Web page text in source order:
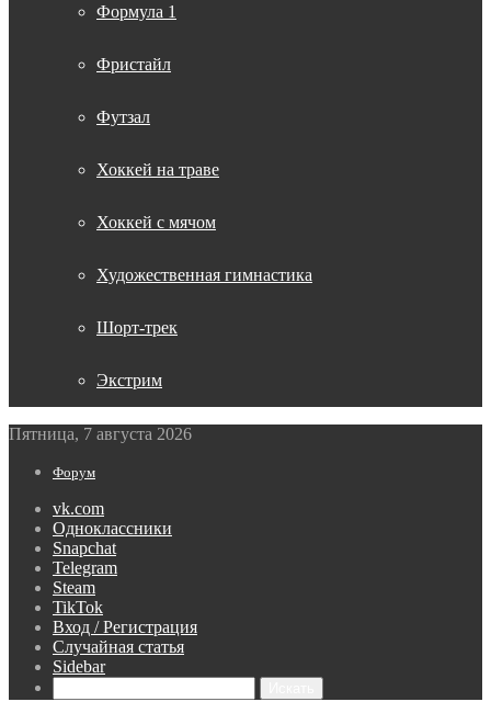
Формула 1
Фристайл
Футзал
Хоккей на траве
Хоккей с мячом
Художественная гимнастика
Шорт-трек
Экстрим
Пятница, 7 августа 2026
Форум
vk.com
Одноклассники
Snapchat
Telegram
Steam
TikTok
Вход / Регистрация
Случайная статья
Sidebar